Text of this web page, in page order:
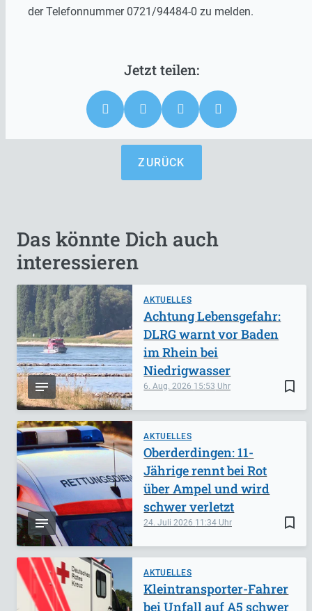
der Telefonnummer 0721/94484-0 zu melden.
ZURÜCK
Das könnte Dich auch
interessieren
AKTUELLES
bookmark_border
6. Aug. 2026 15:53
Achtung Lebensgefahr:
DLRG warnt vor Baden
im Rhein bei
Niedrigwasser
AKTUELLES
bookmark_border
24. Juli 2026 11:34
Oberderdingen: 11-
Jährige rennt bei Rot
über Ampel und wird
schwer verletzt
AKTUELLES
Kleintransporter-Fahrer
bei Unfall auf A5 schwer